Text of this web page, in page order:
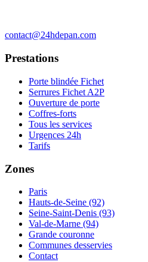
contact@24hdepan.com
Prestations
Porte blindée Fichet
Serrures Fichet A2P
Ouverture de porte
Coffres-forts
Tous les services
Urgences 24h
Tarifs
Zones
Paris
Hauts-de-Seine (92)
Seine-Saint-Denis (93)
Val-de-Marne (94)
Grande couronne
Communes desservies
Contact